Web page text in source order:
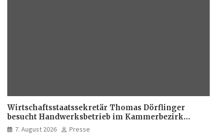
Wirtschaftsstaatssekretär Thomas Dörflinger
besucht Handwerksbetrieb im Kammerbezirk
Freiburg
7. August 2026
Presse